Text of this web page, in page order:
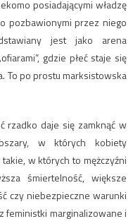
posiadającymi władzę
pozbawionymi przez niego
jest jako arena
gdzie płeć staje się
To po prostu marksistowska
rzadko daje się zamknąć w
w których kobiety
w których to mężczyźni
śmiertelność, większe
czy niebezpieczne warunki
feministki marginalizowane i